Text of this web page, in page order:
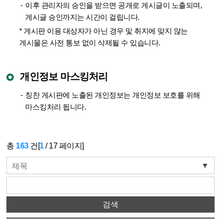
이후 관리자의 승인을 받으면 공개로 게시글이 노출되며,
게시글 승인까지는 시간이 걸립니다.
* 게시판 이용 대상자가 아닌 경우 및 취지에 맞지 않는
게시물은 사전 통보 없이 삭제될 수 있습니다.
개인정보 마스킹처리
칭찬 게시판에 노출된 개인정보는 개인정보 보호를 위해
마스킹처리 됩니다.
총 163건[1/17페이지]
제목